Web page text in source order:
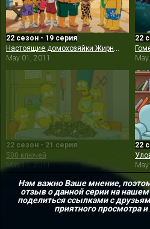
22 сезон - 19 серия
Настоящие домохозяйки Жирного Тони
May 01, 2011
22
22 сезон - 21 серия
500 ключей
May 15, 2011
22
May
Нам важно Ваше мнение,
отзыв о данной серии на нашем
поделиться ссылками с
приятного просмотра